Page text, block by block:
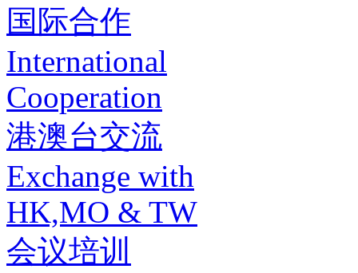
国际合作
International
Cooperation
港澳台交流
Exchange with
HK,MO & TW
会议培训